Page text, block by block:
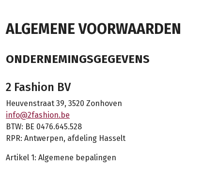
ALGEMENE VOORWAARDEN
ONDERNEMINGSGEGEVENS
2 Fashion BV
Heuvenstraat 39, 3520 Zonhoven
info@2fashion.be
BTW: BE 0476.645.528
RPR: Antwerpen, afdeling Hasselt
Artikel 1: Algemene bepalingen